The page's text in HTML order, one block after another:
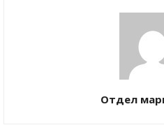
Отдел